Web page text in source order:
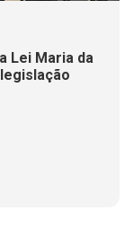
Lei Maria da